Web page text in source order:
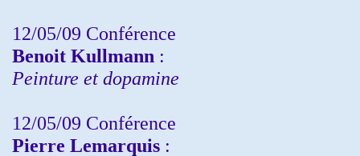
12/05/09 Conférence
Benoit Kullmann :
Peinture et dopamine
12/05/09 Conférence
Pierre Lemarquis :